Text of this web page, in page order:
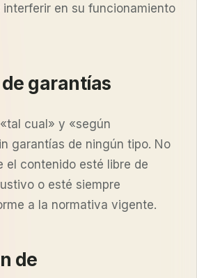
en su funcionamiento
de garantías
cual» y «según
garantías de ningún tipo. No
el contenido esté libre de
o esté siempre
a la normativa vigente.
de